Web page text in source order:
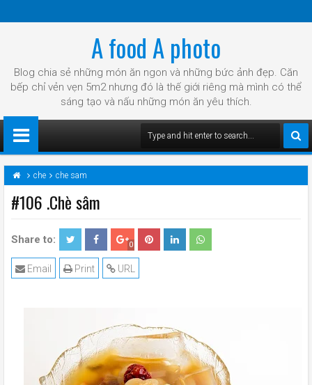
A food A photo
Blog chia sẻ những món ăn ngon và những bức ảnh đẹp. Căn
bếp chỉ vẻn vẹn 5m2 nhưng đó là thế giới riêng mà mình có thể
sáng tạo và nấu những món ăn yêu thích.
che che sam
#106 .Chè sâm
Share to: 0
URL
Print
Email